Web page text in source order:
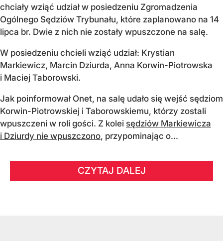
chciały wziąć udział w posiedzeniu Zgromadzenia
Ogólnego Sędziów Trybunału, które zaplanowano na 14
lipca br. Dwie z nich nie zostały wpuszczone na salę.
W posiedzeniu chcieli wziąć udział: Krystian
Markiewicz, Marcin Dziurda, Anna Korwin-Piotrowska
i Maciej Taborowski.
Jak poinformował Onet, na salę udało się wejść sędziom
Korwin-Piotrowskiej i Taborowskiemu, którzy zostali
wpuszczeni w roli gości. Z kolei sędziów Markiewicza
i Dziurdy nie wpuszczono, przypominając o...
CZYTAJ DALEJ